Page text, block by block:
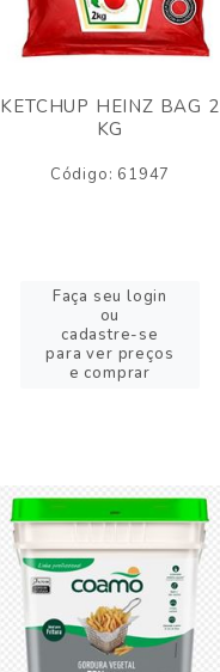
KETCHUP HEINZ BAG 2
KG
Código: 61947
Faça seu login
ou
cadastre-se
para ver preços
e comprar